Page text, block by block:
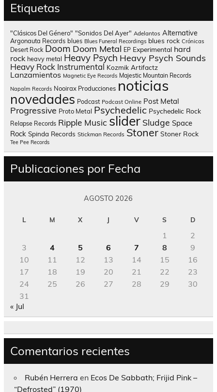
Etiquetas
"Clásicos Del Género" "Sonidos Del Ayer" Adelantos Alternative
Argonauta Records blues Blues Funeral Recordings blues rock Crónicas
Desert Rock Doom Doom Metal EP Experimental hard
rock heavy metal Heavy Psych Heavy Psych Sounds
Heavy Rock Instrumental Kozmik Artifactz
Lanzamientos Magnetic Eye Records Majestic Mountain Records
Napalm Records Nooirax Producciones noticias
novedades Podcast Podcast Online Post Metal
Progressive Proto Metal Psychedelic Psychedelic Rock
Relapse Records Ripple Music slider Sludge Space
Rock Spinda Records Stickman Records Stoner Stoner Rock
Tee Pee Records
Publicaciones por Fecha
AGOSTO 2026
L M X J V S D
1
2
3
4 5 6 7 8
9
10
11 12 13 14 15
16
17
18 19 20 21 22
23
24
25 26 27 28 29
30
31
« Jul
Comentarios recientes
Rubén Herrera en Ecos De Sabbath; Frijid Pink –
“Defrosted” (1970)